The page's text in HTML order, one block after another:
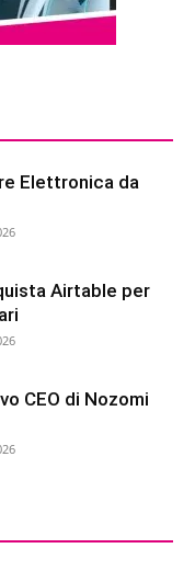
Elettronica da
Airtable per
CEO di Nozomi